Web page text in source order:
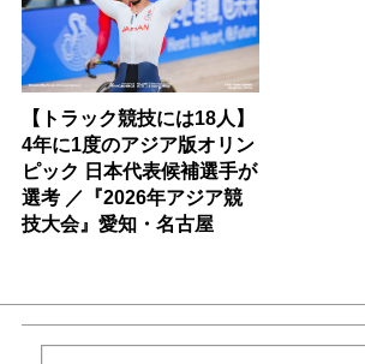
【トラック競技には18人】
4年に1度のアジア版オリン
ピック 日本代表候補選手が
選考 ／『2026年アジア競
技大会』愛知・名古屋